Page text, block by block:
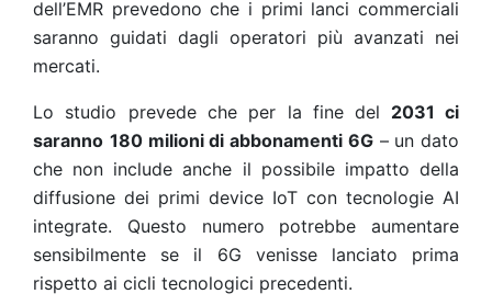
dell’EMR prevedono che i primi lanci commerciali
saranno guidati dagli operatori più avanzati nei
mercati.
Lo studio prevede che per la fine del 2031 ci
saranno 180 milioni di abbonamenti 6G– un dato
che non include anche il possibile impatto della
diffusione dei primi device IoT con tecnologie AI
integrate. Questo numero potrebbe aumentare
sensibilmente se il 6G venisse lanciato prima
rispetto ai cicli tecnologici precedenti.